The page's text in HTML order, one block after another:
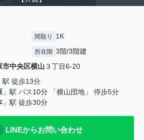
間取り 1K
所在階 3階/3階建
市中央区横山 ３丁目6-20
駅 徒歩13分
」駅 バス10分 「横山団地」 停歩5分
」駅 徒歩30分
LINEからお問い合わせ